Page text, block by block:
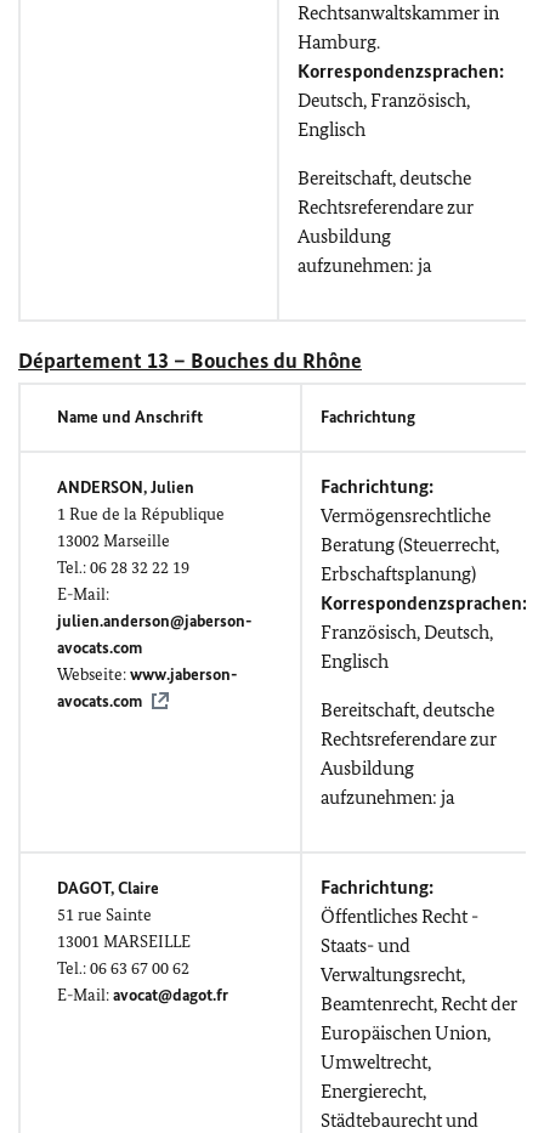
Rechtsanwaltskammer in
Hamburg.
Korrespondenzsprachen:
Deutsch, Französisch,
Englisch
Bereitschaft, deutsche
Rechtsreferendare zur
Ausbildung
aufzunehmen: ja
Département 13 – Bouches du Rhône
Name und Anschrift Fachrichtung
ANDERSON, Julien
1Rue de la République
13002Marseille
Tel.: 06 28 32 22 19
E-Mail:
julien.anderson@jaberson-
avocats.com
Webseite:www.jaberson-
avocats.com
Fachrichtung:
Vermögensrechtliche
Beratung (Steuerrecht,
Erbschaftsplanung)
Korrespondenzsprachen:
Französisch, Deutsch,
Englisch
Bereitschaft, deutsche
Rechtsreferendare zur
Ausbildung
aufzunehmen: ja
DAGOT, Claire
51rue Sainte
13001 MARSEILLE
Tel.: 06 63 67 00 62
E-Mail:avocat@dagot.fr
Fachrichtung:
Öffentliches Recht -
Staats- und
Verwaltungsrecht,
Beamtenrecht, Recht der
Europäischen Union,
Umweltrecht,
Energierecht,
Städtebaurecht und